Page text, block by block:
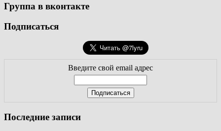
Группа в вконтакте
Подписаться
Введите свой email адрес
Последние записи